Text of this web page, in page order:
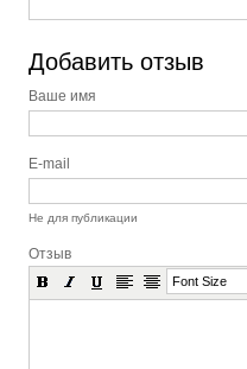
Добавить отзыв
Ваше имя
E-mail
Не для публикации
Отзыв
Font Size